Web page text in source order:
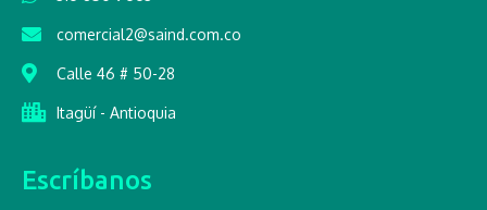
comercial2@saind.com.co
Calle 46 # 50-28
Itagüí - Antioquia
Escríbanos